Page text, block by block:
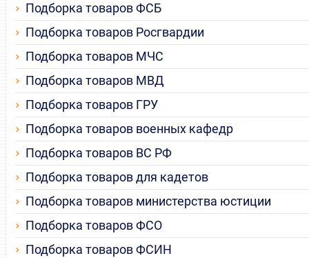
Подборка товаров ФСБ
Подборка товаров Росгвардии
Подборка товаров МЧС
Подборка товаров МВД
Подборка товаров ГРУ
Подборка товаров военных кафедр
Подборка товаров ВС РФ
Подборка товаров для кадетов
Подборка товаров министерства юстиции
Подборка товаров ФСО
Подборка товаров ФСИН